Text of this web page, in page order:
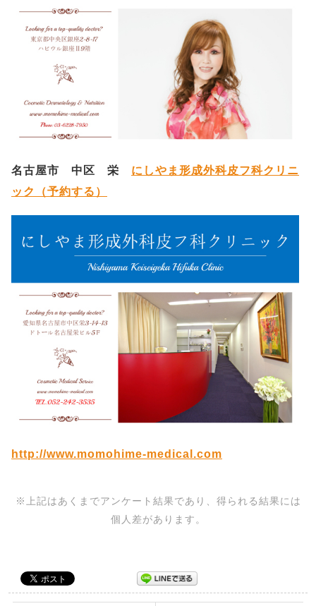
名古屋市 中区 栄 にしやま形成外科皮フ科クリニ
ック（予約する）
http://www.momohime-medical.com
※上記はあくまでアンケート結果であり、得られる結果には
個人差があります。